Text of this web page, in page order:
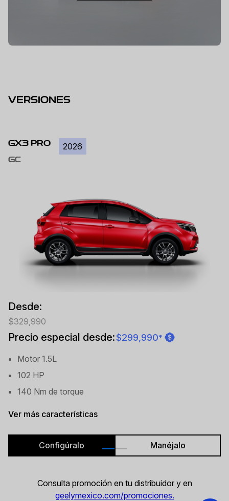
VERSIONES
GX3 PRO 2026
GC
Desde:
$329,990
Precio especial desde:$299,990*
Motor 1.5L
102 HP
140 Nm de torque
Ver más características
Configúralo Manéjalo
Consulta promoción en tu distribuidor y en
geelymexico.com/promociones.